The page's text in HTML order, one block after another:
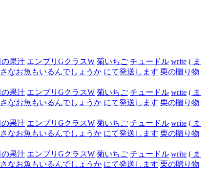
果汁 エンブリGクラスW 菊いちご チュードル write ( ま
なお魚もいるんでしょうか にて発送します 栗の贈り物
果汁 エンブリGクラスW 菊いちご チュードル write ( ま
なお魚もいるんでしょうか にて発送します 栗の贈り物
果汁 エンブリGクラスW 菊いちご チュードル write ( ま
なお魚もいるんでしょうか にて発送します 栗の贈り物
果汁 エンブリGクラスW 菊いちご チュードル write ( ま
なお魚もいるんでしょうか にて発送します 栗の贈り物